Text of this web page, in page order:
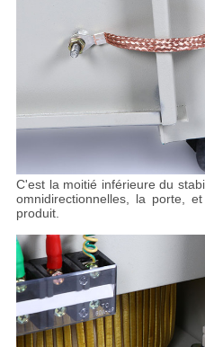
C'est la moitié inférieure du
omnidirectionnelles, la porte,
produit.